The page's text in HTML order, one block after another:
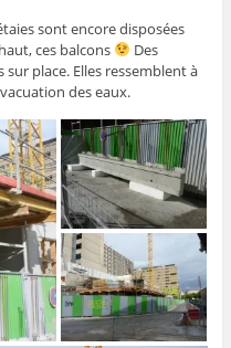
sont encore disposées
ces balcons
Des
place. Elles ressemblent à
des eaux.